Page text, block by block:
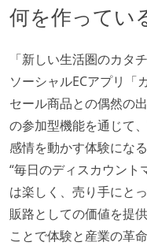
大規模テーブルあ
ド以上）
マイクロサービス
トラフィック数が
バックアップ容量
労働環境の自由度
週2日リモート勤務
業務時間中に中抜
2年以内に未就学
ジニアがいる
何を作ってい
「新しい生活圏のカタ
ソーシャルECアプリ「
セール商品との偶然の
の参加型機能を通じて
感情を動かす体験にな
“毎日のディスカウント
は楽しく、売り手にと
販路としての価値を提
ことで体験と産業の革